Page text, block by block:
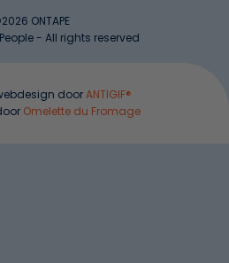
ONTAPE
- All rights reserved
doorANTIGIF®
Omelette du Fromage